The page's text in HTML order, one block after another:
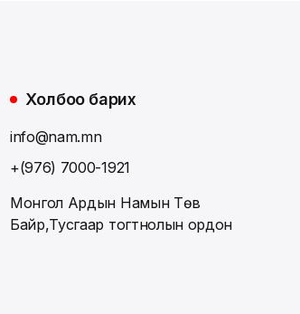
Холбоо барих
info@nam.mn
+(976) 7000-1921
Монгол Ардын Намын Төв
Байр,Тусгаар тогтнолын ордон